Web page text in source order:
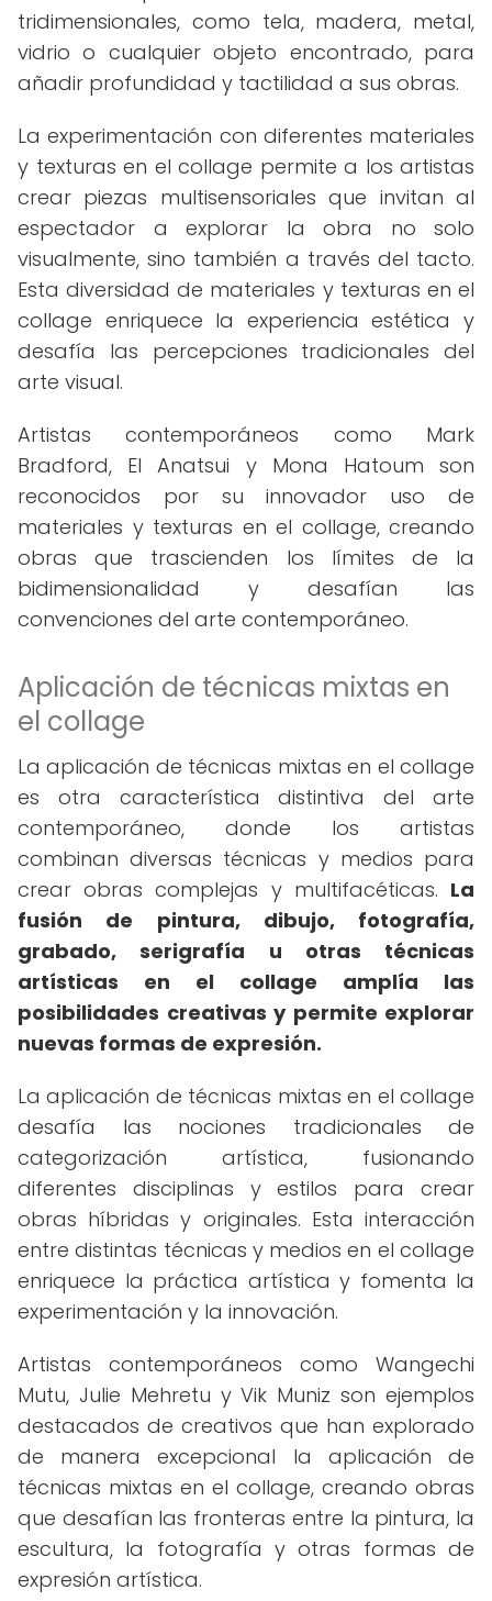
tridimensionales, como tela, madera, metal,
vidrio o cualquier objeto encontrado, para
añadir profundidad y tactilidad a sus obras.
La experimentación con diferentes materiales
y texturas en el collage permite a los artistas
crear piezas multisensoriales que invitan al
espectador a explorar la obra no solo
visualmente, sino también a través del tacto.
Esta diversidad de materiales y texturas en el
collage enriquece la experiencia estética y
desafía las percepciones tradicionales del
arte visual.
Artistas contemporáneos como Mark
Bradford, El Anatsui y Mona Hatoum son
reconocidos por su innovador uso de
materiales y texturas en el collage, creando
obras que trascienden los límites de la
bidimensionalidad y desafían las
convenciones del arte contemporáneo.
Aplicación de técnicas mixtas en
el collage
La aplicación de técnicas mixtas en el collage
es otra característica distintiva del arte
contemporáneo, donde los artistas
combinan diversas técnicas y medios para
crear obras complejas y multifacéticas. La
fusión de pintura, dibujo, fotografía,
grabado, serigrafía u otras técnicas
artísticas en el collage amplía las
posibilidades creativas y permite explorar
nuevas formas de expresión.
La aplicación de técnicas mixtas en el collage
desafía las nociones tradicionales de
categorización artística, fusionando
diferentes disciplinas y estilos para crear
obras híbridas y originales. Esta interacción
entre distintas técnicas y medios en el collage
enriquece la práctica artística y fomenta la
experimentación y la innovación.
Artistas contemporáneos como Wangechi
Mutu, Julie Mehretu y Vik Muniz son ejemplos
destacados de creativos que han explorado
de manera excepcional la aplicación de
técnicas mixtas en el collage, creando obras
que desafían las fronteras entre la pintura, la
escultura, la fotografía y otras formas de
expresión artística.